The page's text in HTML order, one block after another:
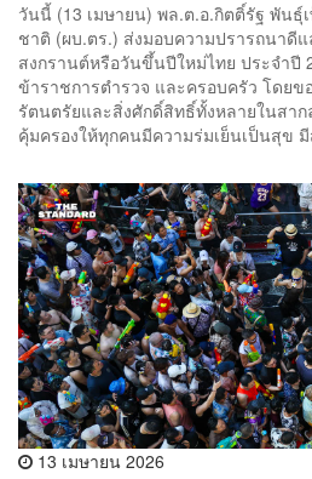
วันนี้ (13 เมษายน) พล.ต.อ.กิตติ์รัฐ พันธุ์
ชาติ (ผบ.ตร.) ส่งมอบความปรารถนาดีแ
สงกรานต์หรือวันขึ้นปีใหม่ไทย ประจำปี
ข้าราชการตำรวจ และครอบครัว โดย
รัตนตรัยและสิ่งศักดิ์สิทธิ์ทั้งหลายในสา
คุ้มครองให้ทุกคนมีความร่มเย็นเป็นสุข
13 เมษายน 2026